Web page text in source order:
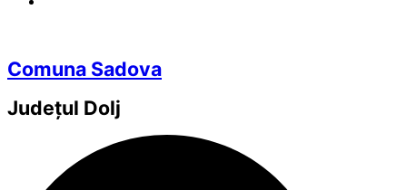
Comuna Sadova
Județul Dolj